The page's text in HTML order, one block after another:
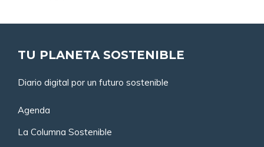
TU PLANETA SOSTENIBLE
Diario digital por un futuro sostenible
Agenda
La Columna Sostenible